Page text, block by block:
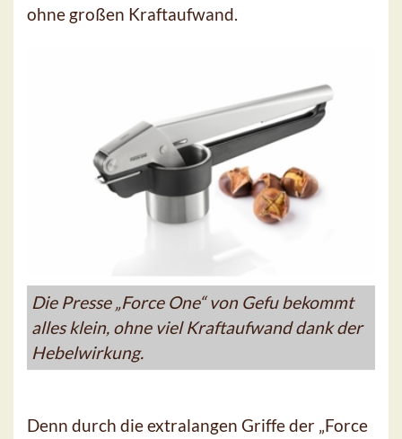
ohne großen Kraftaufwand.
Die Presse „Force One“ von Gefu bekommt
alles klein, ohne viel Kraftaufwand dank der
Hebelwirkung.
Denn durch die extralangen Griffe der „Force